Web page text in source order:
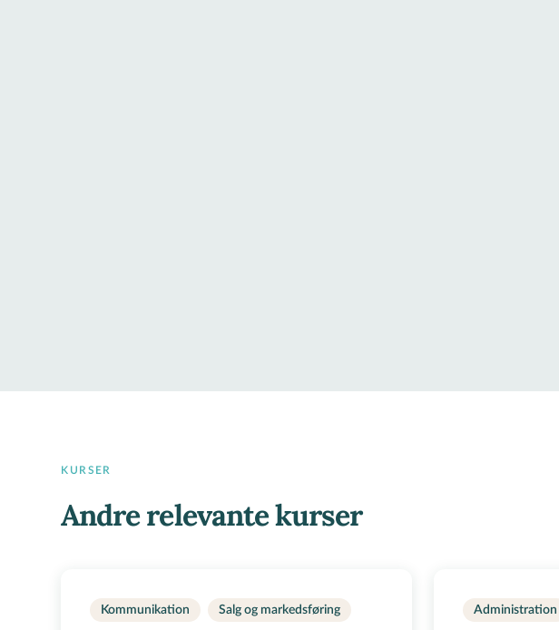
KURSER
Andre relevante kurser
Kommunikation Salg og markedsføring Administration